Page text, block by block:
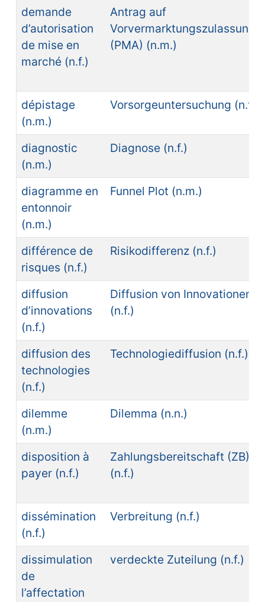
demande
d’autorisation
de mise en
marché (n.f.)
Antrag auf
Vorvermarktungszulassung
(PMA) (n.m.)
dépistage
(n.m.)
Vorsorgeuntersuchung (n.f.)
diagnostic
(n.m.)
Diagnose (n.f.)
diagramme en
entonnoir
(n.m.)
Funnel Plot (n.m.)
différence de
risques (n.f.)
Risikodifferenz (n.f.)
diffusion
d’innovations
(n.f.)
Diffusion von Innovationen
(n.f.)
diffusion des
technologies
(n.f.)
Technologiediffusion (n.f.)
dilemme
(n.m.)
Dilemma (n.n.)
disposition à
payer (n.f.)
Zahlungsbereitschaft (ZB)
(n.f.)
dissémination
(n.f.)
Verbreitung (n.f.)
dissimulation
de
l’affectation
verdeckte Zuteilung (n.f.)